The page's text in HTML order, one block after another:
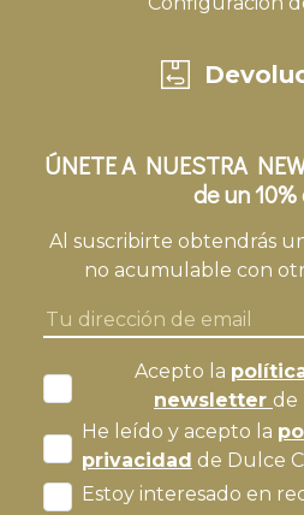
ÚNETE A NUESTRA
de un 10%
Al suscribirte obtendrás
no acumulable con
Acepto la
newsletter de
He leído y acepto la
privacidad de Dulce
Estoy interesado en